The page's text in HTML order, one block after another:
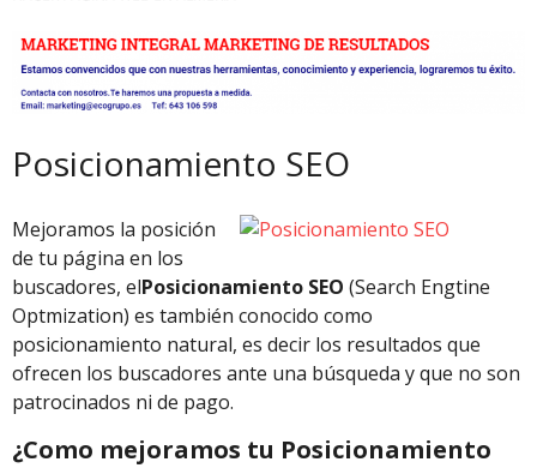
Posicionamiento SEO
Mejoramos la posición
de tu página en los
buscadores, elPosicionamiento SEO (Search Engtine
Optmization) es también conocido como
posicionamiento natural, es decir los resultados que
ofrecen los buscadores ante una búsqueda y que no son
patrocinados ni de pago.
¿Como mejoramos tu Posicionamiento